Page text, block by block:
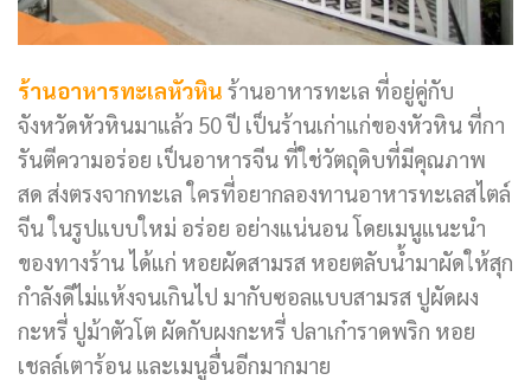
ร้านอาหารทะเลหัวหิน ร้านอาหารทะเล ที่อยู่คู่กับ
จังหวัดหัวหินมาแล้ว 50 ปี เป็นร้านเก่าแก่ของหัวหิน ที่กา
รันตีความอร่อย เป็นอาหารจีน ที่ใช่วัตถุดิบที่มีคุณภาพ
สด ส่งตรงจากทะเล ใครที่อยากลองทานอาหารทะเลสไตล์
จีน ในรูปแบบใหม่ อร่อย อย่างแน่นอน โดยเมนูแนะนำ
ของทางร้าน ได้แก่ หอยผัดสามรส หอยตลับน้ำมาผัดให้สุก
กำลังดีไม่แห้งจนเกินไป มากับซอลแบบสามรส ปูผัดผง
กะหรี่ ปูม้าตัวโต ผัดกับผงกะหรี่ ปลาเก๋าราดพริก หอย
เชลล์เตาร้อน และเมนูอื่นอีกมากมาย